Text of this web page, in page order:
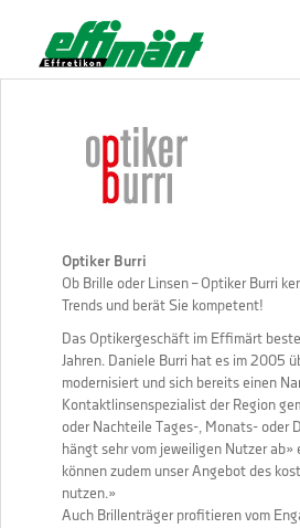
Optiker Burri
Ob Brille oder Linsen – Optiker Burri
Trends und berät Sie kompetent!
Das Optikergeschäft im Effimärt
Jahren. Daniele Burri hat es im 2005
modernisiert und sich bereits einen
Kontaktlinsenspezialist der Region
oder Nachteile Tages-, Monats- oder
hängt sehr vom jeweiligen Nutzer ab»
können zudem unser Angebot des
nutzen.»
Auch Brillenträger profitieren vom